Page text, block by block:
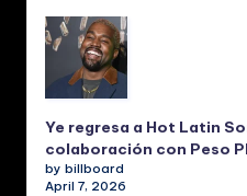
Ye regresa a Hot Latin
colaboración con Peso
by billboard
April 7, 2026